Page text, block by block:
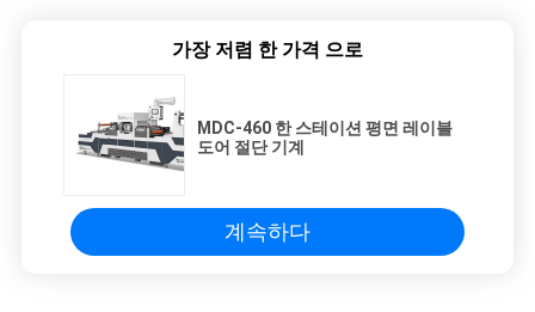
가장 저렴 한 가격 으로
MDC-460 한 스테이션 평면 레이블
도어 절단 기계
계속하다